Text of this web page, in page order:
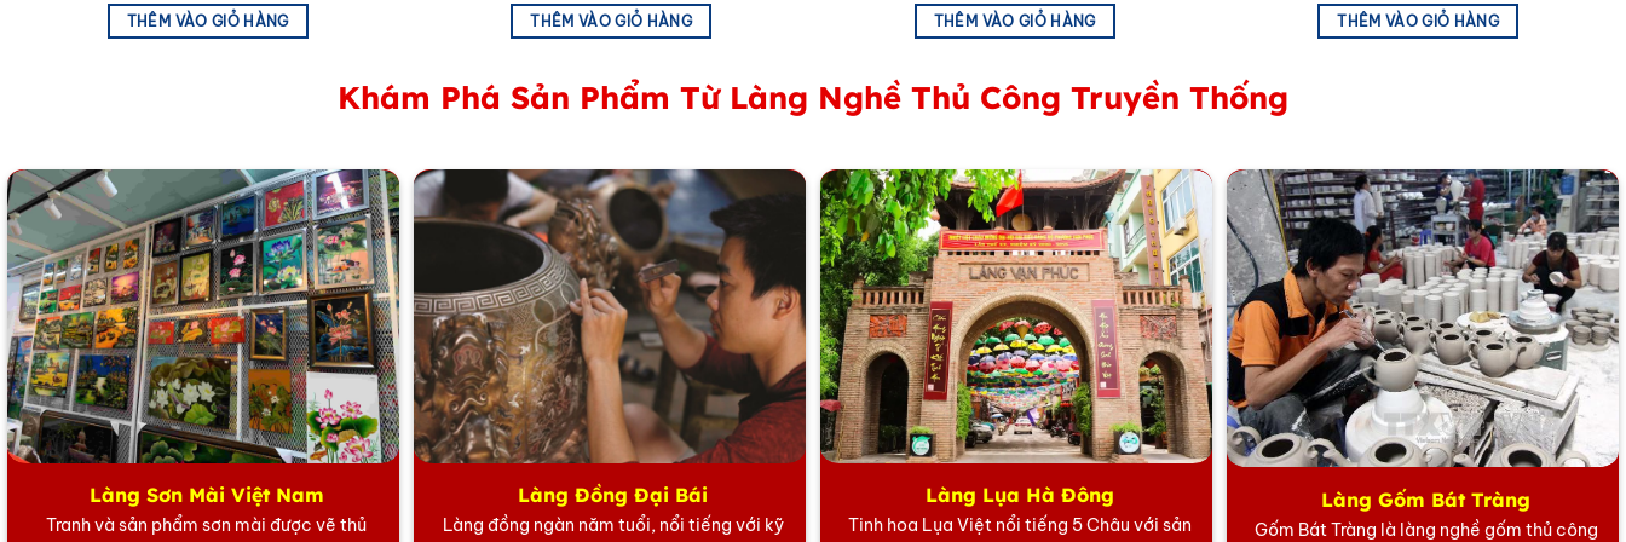
treo tranh ảnh trang trí ở vị trí cao hơn so với bàn thờ.
THÊM VÀO GIỎ HÀNG THÊM VÀO GIỎ HÀNG THÊM VÀO GIỎ HÀNG THÊM VÀO GIỎ HÀNG
Khám Phá Sản Phẩm Từ Làng Nghề Thủ Công Truyền Thống
Làng Sơn Mài Việt Nam
Tranh và sản phẩm sơn mài được vẽ thủ
Làng Đồng Đại Bái
Làng đồng ngàn năm tuổi, nổi tiếng với kỹ
Làng Lụa Hà Đông
Tinh hoa Lụa Việt nổi tiếng 5 Châu với sản
Làng Gốm Bát Tràng
Gốm Bát Tràng là làng nghề gốm thủ công